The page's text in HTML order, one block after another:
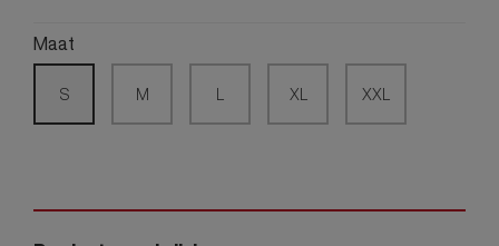
Maat
S M L XL XXL